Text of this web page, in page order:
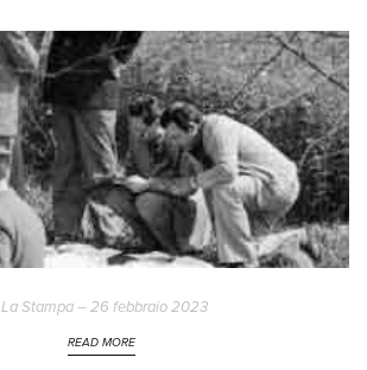
La Stampa – 26 febbraio 2023
READ MORE